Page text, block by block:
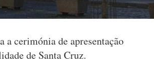
cerimónia de apresentação
de Santa Cruz.